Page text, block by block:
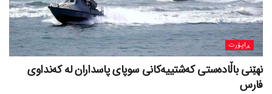
ڕاپۆرت
نهێنی باڵادەستی کەشتییەکانی سوپای پاسداران لە کەنداوی
فارس